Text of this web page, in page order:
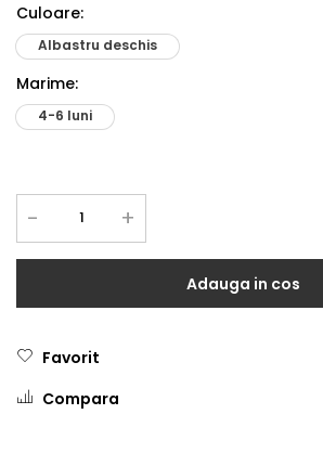
Culoare:
Albastru deschis
Marime:
4-6 luni
- +
Adauga in cos
Favorit
Compara